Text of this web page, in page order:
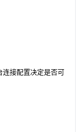
连接配置决定是否可